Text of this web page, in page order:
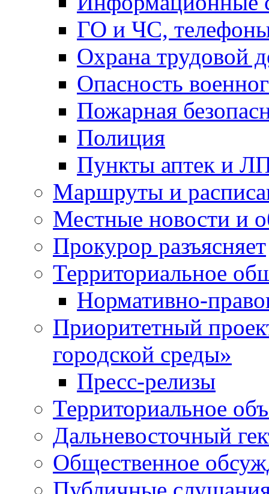
ГО и ЧС,
Охрана трудовой
Опасность
Пожарная
Полиция
Пункты аптек и
Маршруты и
Местные новости и
Прокурор разъясняет
Территориальное
Нормативно-
Приоритетный
городской среды»
Пресс-релизы
Территориальное
Дальневосточный
Общественное